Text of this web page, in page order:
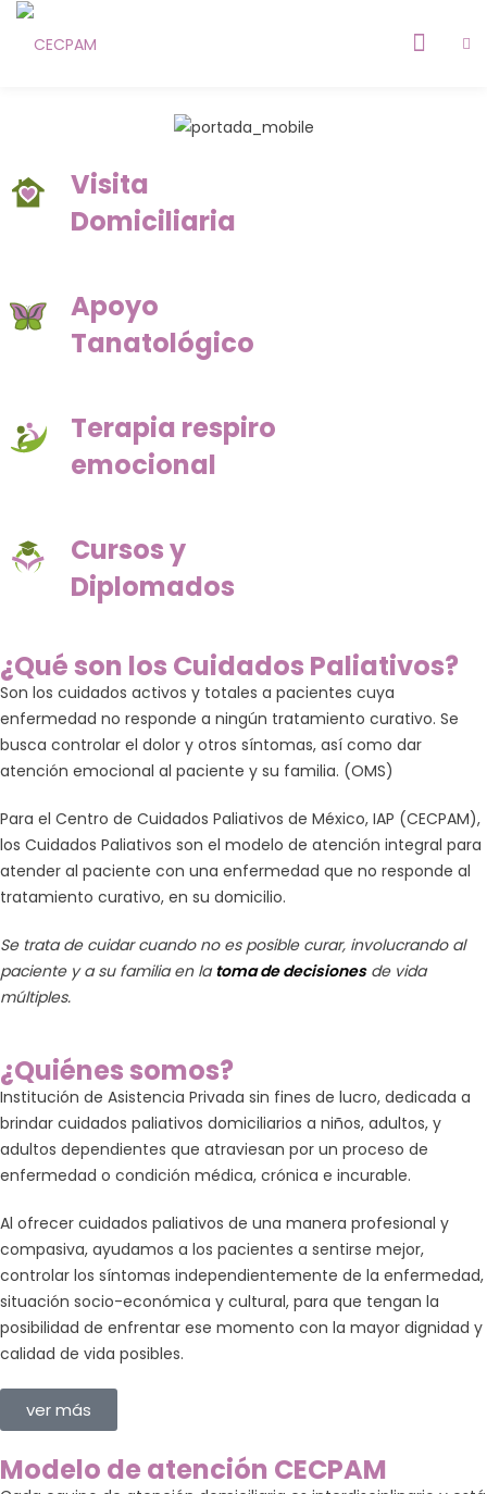
Visita
Domiciliaria
Apoyo
Tanatológico
Terapia respiro
emocional
Cursos y
Diplomados
¿Qué son los Cuidados Paliativos?
Son los cuidados activos y totales a pacientes cuya
enfermedad no responde a ningún tratamiento curativo. Se
busca controlar el dolor y otros síntomas, así como dar
atención emocional al paciente y su familia. (OMS)
Para el Centro de Cuidados Paliativos de México, IAP (CECPAM),
los Cuidados Paliativos son el modelo de atención integral para
atender al paciente con una enfermedad que no responde al
tratamiento curativo, en su domicilio.
Se trata de cuidar cuando no es posible curar, involucrando al
paciente y a su familia en latoma de decisionesde vida
múltiples.
¿Quiénes somos?
Institución de Asistencia Privada sin fines de lucro, dedicada a
brindar cuidados paliativos domiciliarios a niños, adultos, y
adultos dependientes que atraviesan por un proceso de
enfermedad o condición médica, crónica e incurable.
Al ofrecer cuidados paliativos de una manera profesional y
compasiva, ayudamos a los pacientes a sentirse mejor,
controlar los síntomas independientemente de la enfermedad,
situación socio-económica y cultural, para que tengan la
posibilidad de enfrentar ese momento con la mayor dignidad y
calidad de vida posibles.
ver más
Modelo de atención CECPAM